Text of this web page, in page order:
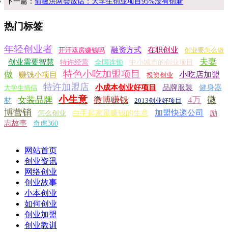
热门标签
年轻创业者 开汗蒸房赚钱吗 融资方式 在职创业 创业要怎么做
创业需要智慧 特许经营 全国连锁 中小城市的创业项目
夫妻
做
赚钱小项目 特色小吃加盟项目 投资创业 小吃店加盟
大学生情侣 特许加盟店 小成本创业好项目 品牌服装
健身器
材
女装品牌 小生意 微博赚钱 2013创业好项目 4万
微
博营销
怎么创业 白手起家最赚钱的生意 加盟快递公司
励
志故事
奇虎360
网站首页
创业资讯
网络创业
创业故事
小本创业
如何创业
创业加盟
创业教训